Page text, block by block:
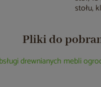
stołu,
Pliki do
drewnianych mebli